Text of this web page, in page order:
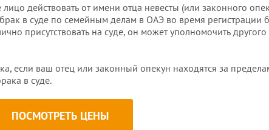
действовать от имени отца невесты (или законного
в суде по семейным делам в ОАЭ во время регистрации
присутствовать на суде, он может уполномочить
если ваш отец или законный опекун находятся за
в суде.
ПОСМОТРЕТЬ ЦЕНЫ